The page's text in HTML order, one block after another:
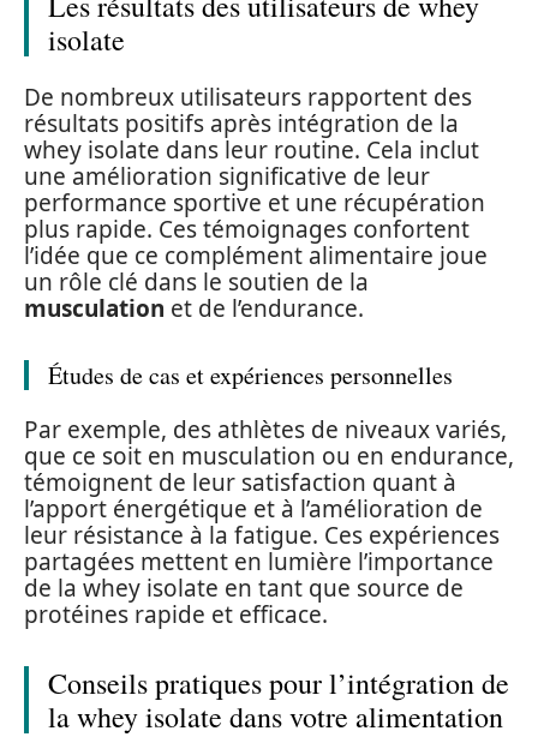
isolate
De nombreux utilisateurs rapportent des
résultats positifs après intégration de la
whey isolate dans leur routine. Cela inclut
une amélioration significative de leur
performance sportive et une récupération
plus rapide. Ces témoignages confortent
l’idée que ce complément alimentaire joue
un rôle clé dans le soutien de la
musculation et de l’endurance.
Études de cas et expériences personnelles
Par exemple, des athlètes de niveaux variés,
que ce soit en musculation ou en endurance,
témoignent de leur satisfaction quant à
l’apport énergétique et à l’amélioration de
leur résistance à la fatigue. Ces expériences
partagées mettent en lumière l’importance
de la whey isolate en tant que source de
protéines rapide et efficace.
Conseils pratiques pour l’intégration de
la whey isolate dans votre alimentation